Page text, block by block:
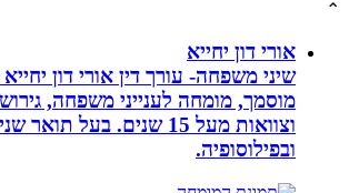
אורי דון יחייא
שיני משפחה- עורך דין אורי דון יחייא
מוסמך, מומחה לענייני משפחה, גירושין,
וצוואות מעל 15 שנים. בעל תואר שני
ובפילוסופיה.